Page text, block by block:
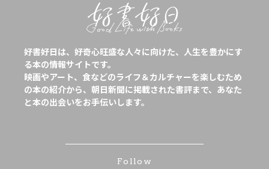
好書好日は、好奇心旺盛な人々に向けた、人生を豊かにす
る本の情報サイトです。
映画やアート、食などのライフ＆カルチャーを楽しむため
の本の紹介から、朝日新聞に掲載された書評まで、あなた
と本の出会いをお手伝いします。
Follow